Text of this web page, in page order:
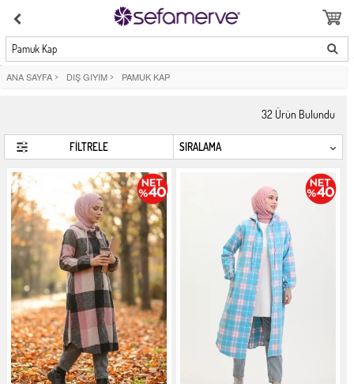
Pamuk Kap
ANA SAYFA > DIŞ GIYIM > PAMUK KAP
32 Ürün Bulundu
FİLTRELE